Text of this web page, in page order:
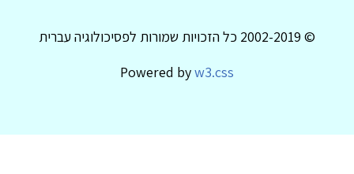
© 2002-2019 כל הזכויות שמורות לפסיכולוגיה עברית
Powered byw3.css